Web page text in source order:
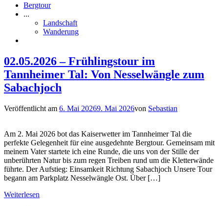
Bergtour
...
Landschaft
Wanderung
02.05.2026 – Frühlingstour im
Tannheimer Tal: Von Nesselwängle zum
Sabachjoch
Veröffentlicht am 6. Mai 20269. Mai 2026von Sebastian
Am 2. Mai 2026 bot das Kaiserwetter im Tannheimer Tal die
perfekte Gelegenheit für eine ausgedehnte Bergtour. Gemeinsam mit
meinem Vater startete ich eine Runde, die uns von der Stille der
unberührten Natur bis zum regen Treiben rund um die Kletterwände
führte. Der Aufstieg: Einsamkeit Richtung Sabachjoch Unsere Tour
begann am Parkplatz Nesselwängle Ost. Über […]
Weiterlesen